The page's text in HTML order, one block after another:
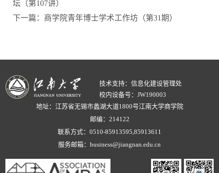
坛（第107讲）
下一篇：商学院青年博士学术工作坊（第31期）
技术支持：信息化建设管理处
校内设备号：JW190003
地址：江苏省无锡市蠡湖大道1800号江南大学商学院
邮编：214122
联系方式：0510-85913595,85913611
服务邮箱：business@jiangnan.edu.cn